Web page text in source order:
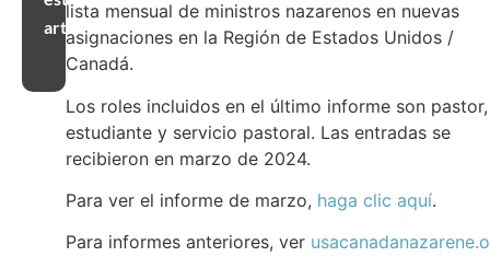
artículo
lista mensual de ministros nazarenos en nuevas
asignaciones en la Región de Estados Unidos /
Canadá.
Los roles incluidos en el último informe son pastor,
estudiante y servicio pastoral. Las entradas se
recibieron en marzo de 2024.
Para ver el informe de marzo, haga clic aquí.
Para informes anteriores, ver